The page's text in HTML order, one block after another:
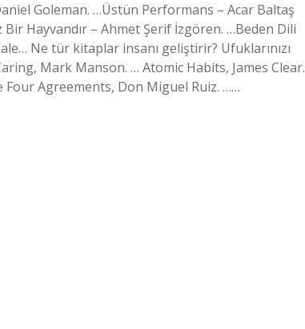
Goleman. …Üstün Performans – ​​Acar Baltaş
Bir Hayvandır – Ahmet Şerif İzgören. …Beden Dili
Ne tür kitaplar insanı geliştirir? Ufuklarınızı
Mark Manson. … Atomic Habits, James Clear.
Four Agreements, Don Miguel Ruiz. ……